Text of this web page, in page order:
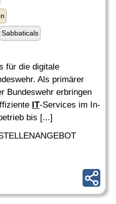
Sabbaticals
für die digitale
Als primärer
Bundeswehr erbringen
IT-Services im In-
bis [...]